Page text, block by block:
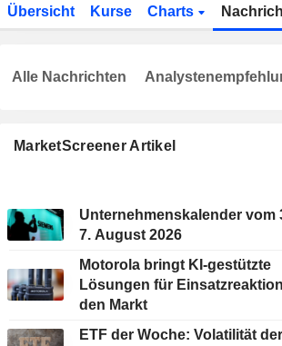
Übersicht Kurse Charts
MarketScreener Artikel
Unternehmenskalender vom
7. August 2026
Motorola bringt KI-gestützte
Lösungen für
den Markt
ETF der Woche: Volatilität der
Alle Nachrichten